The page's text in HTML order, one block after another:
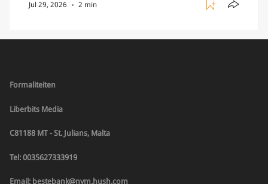
crypto handelaren terecht konden om te handelen
Jul 29, 2026 2 min
Formaliteiten
Liberbits Media
C81188 MT - St. Julians, Malta
Tel: 0035627333919
Email: bestebank@nym.hush.com